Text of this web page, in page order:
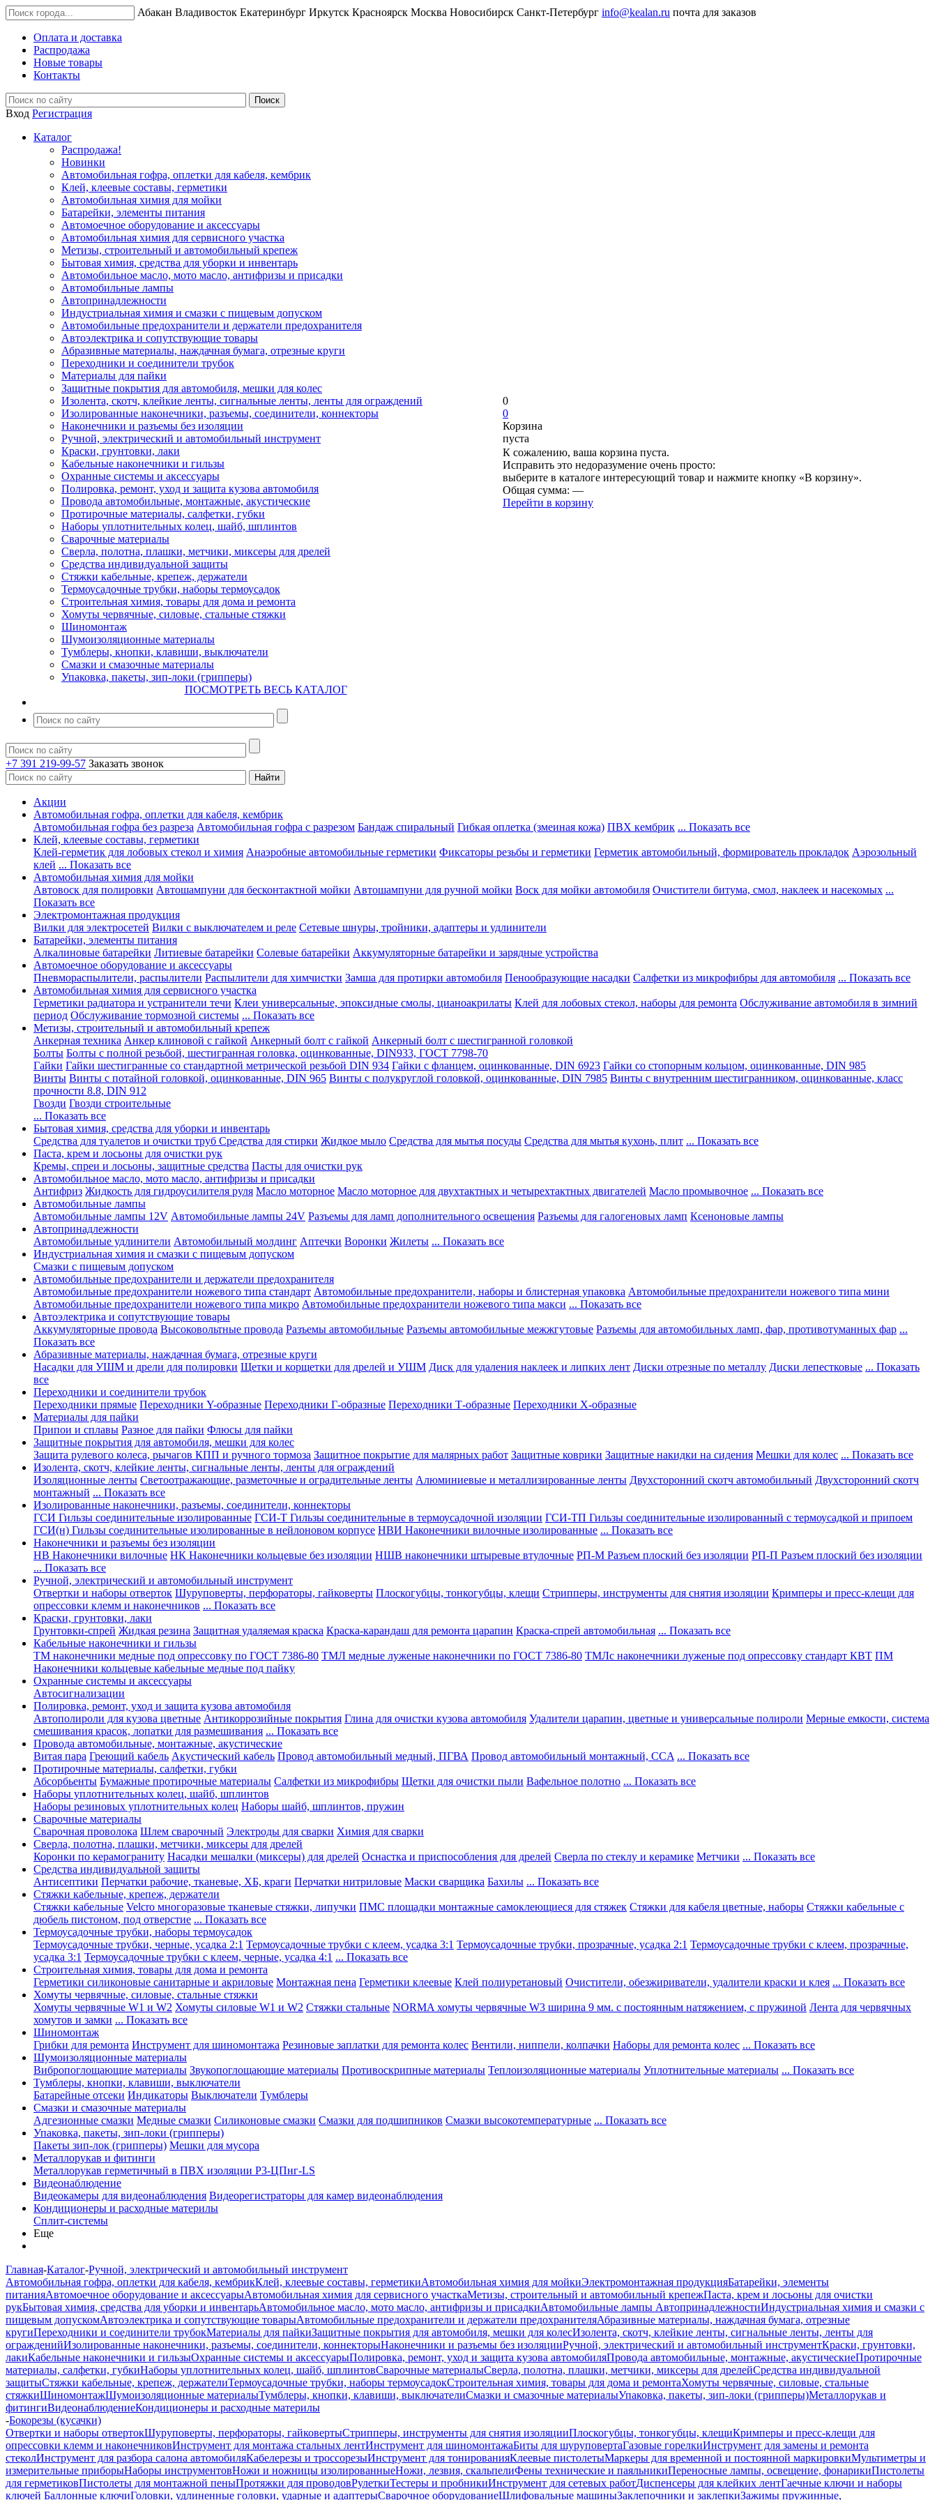
Абакан Владивосток Екатеринбург Иркутск Красноярск Москва Новосибирск Санкт-Петербург info@kealan.ru почта для заказов
Оплата и доставка
Распродажа
Новые товары
Контакты
Вход Регистрация
Каталог
Распродажа!
Новинки
Автомобильная гофра, оплетки для кабеля, кембрик
Клей, клеевые составы, герметики
Автомобильная химия для мойки
Батарейки, элементы питания
Автомоечное оборудование и аксессуары
Автомобильная химия для сервисного участка
Метизы, строительный и автомобильный крепеж
Бытовая химия, средства для уборки и инвентарь
Автомобильное масло, мото масло, антифризы и присадки
Автомобильные лампы
Автопринадлежности
Индустриальная химия и смазки с пищевым допуском
Автомобильные предохранители и держатели предохранителя
Автоэлектрика и сопутствующие товары
Абразивные материалы, наждачная бумага, отрезные круги
Переходники и соединители трубок
Материалы для пайки
Защитные покрытия для автомобиля, мешки для колес
Изолента, скотч, клейкие ленты, сигнальные ленты, ленты для ограждений
Изолированные наконечники, разъемы, соединители, коннекторы
Наконечники и разъемы без изоляции
Ручной, электрический и автомобильный инструмент
Краски, грунтовки, лаки
Кабельные наконечники и гильзы
Охранные системы и аксессуары
Полировка, ремонт, уход и защита кузова автомобиля
Провода автомобильные, монтажные, акустические
Протирочные материалы, салфетки, губки
Наборы уплотнительных колец, шайб, шплинтов
Сварочные материалы
Сверла, полотна, плашки, метчики, миксеры для дрелей
Средства индивидуальной защиты
Стяжки кабельные, крепеж, держатели
Термоусадочные трубки, наборы термоусадок
Строительная химия, товары для дома и ремонта
Хомуты червячные, силовые, стальные стяжки
Шиномонтаж
Шумоизоляционные материалы
Тумблеры, кнопки, клавиши, выключатели
Смазки и смазочные материалы
Упаковка, пакеты, зип-локи (грипперы)
ПОСМОТРЕТЬ ВЕСЬ КАТАЛОГ
+7 391 219-99-57 Заказать звонок
0
0
Корзина
пуста
К сожалению, ваша корзина пуста.
Исправить это недоразумение очень просто:
выберите в каталоге интересующий товар и нажмите кнопку «В корзину».
Общая сумма: —
Перейти в корзину
Акции
Автомобильная гофра, оплетки для кабеля, кембрик
Автомобильная гофра без разреза Автомобильная гофра с разрезом Бандаж спиральный Гибкая оплетка (змеиная кожа) ПВХ кембрик ... Показать все
Клей, клеевые составы, герметики
Клей-герметик для лобовых стекол и химия Анаэробные автомобильные герметики Фиксаторы резьбы и герметики Герметик автомобильный, формирователь прокладок Аэрозольный
клей ... Показать все
Автомобильная химия для мойки
Автовоск для полировки Автошампуни для бесконтактной мойки Автошампуни для ручной мойки Воск для мойки автомобиля Очистители битума, смол, наклеек и насекомых ...
Показать все
Электромонтажная продукция
Вилки для электросетей Вилки с выключателем и реле Сетевые шнуры, тройники, адаптеры и удлинители
Батарейки, элементы питания
Алкалиновые батарейки Литиевые батарейки Солевые батарейки Аккумуляторные батарейки и зарядные устройства
Автомоечное оборудование и аксессуары
Пневмораспылители, распылители Распылители для химчистки Замша для протирки автомобиля Пенообразующие насадки Салфетки из микрофибры для автомобиля ... Показать все
Автомобильная химия для сервисного участка
Герметики радиатора и устранители течи Клеи универсальные, эпоксидные смолы, цианоакрилаты Клей для лобовых стекол, наборы для ремонта Обслуживание автомобиля в зимний
период Обслуживание тормозной системы ... Показать все
Метизы, строительный и автомобильный крепеж
Анкерная техника Анкер клиновой с гайкой Анкерный болт с гайкой Анкерный болт с шестигранной головкой
Болты Болты с полной резьбой, шестигранная головка, оцинкованные, DIN933, ГОСТ 7798-70
Гайки Гайки шестигранные со стандартной метрической резьбой DIN 934 Гайки с фланцем, оцинкованные, DIN 6923 Гайки со стопорным кольцом, оцинкованные, DIN 985
Винты Винты с потайной головкой, оцинкованные, DIN 965 Винты с полукруглой головкой, оцинкованные, DIN 7985 Винты с внутренним шестигранником, оцинкованные, класс
прочности 8.8, DIN 912
Гвозди Гвозди строительные
... Показать все
Бытовая химия, средства для уборки и инвентарь
Средства для туалетов и очистки труб Средства для стирки Жидкое мыло Средства для мытья посуды Средства для мытья кухонь, плит ... Показать все
Паста, крем и лосьоны для очистки рук
Кремы, спреи и лосьоны, защитные средства Пасты для очистки рук
Автомобильное масло, мото масло, антифризы и присадки
Антифриз Жидкость для гидроусилителя руля Масло моторное Масло моторное для двухтактных и четырехтактных двигателей Масло промывочное ... Показать все
Автомобильные лампы
Автомобильные лампы 12V Автомобильные лампы 24V Разъемы для ламп дополнительного освещения Разъемы для галогеновых ламп Ксеноновые лампы
Автопринадлежности
Автомобильные удлинители Автомобильный молдинг Аптечки Воронки Жилеты ... Показать все
Индустриальная химия и смазки с пищевым допуском
Смазки с пищевым допуском
Автомобильные предохранители и держатели предохранителя
Автомобильные предохранители ножевого типа стандарт Автомобильные предохранители, наборы и блистерная упаковка Автомобильные предохранители ножевого типа мини
Автомобильные предохранители ножевого типа микро Автомобильные предохранители ножевого типа макси ... Показать все
Автоэлектрика и сопутствующие товары
Аккумуляторные провода Высоковольтные провода Разъемы автомобильные Разъемы автомобильные межжгутовые Разъемы для автомобильных ламп, фар, противотуманных фар ...
Показать все
Абразивные материалы, наждачная бумага, отрезные круги
Насадки для УШМ и дрели для полировки Щетки и корщетки для дрелей и УШМ Диск для удаления наклеек и липких лент Диски отрезные по металлу Диски лепестковые ... Показать
все
Переходники и соединители трубок
Переходники прямые Переходники Y-образные Переходники Г-образные Переходники Т-образные Переходники Х-образные
Материалы для пайки
Припои и сплавы Разное для пайки Флюсы для пайки
Защитные покрытия для автомобиля, мешки для колес
Защита рулевого колеса, рычагов КПП и ручного тормоза Защитное покрытие для малярных работ Защитные коврики Защитные накидки на сидения Мешки для колес ... Показать все
Изолента, скотч, клейкие ленты, сигнальные ленты, ленты для ограждений
Изоляционные ленты Светоотражающие, разметочные и оградительные ленты Алюминиевые и металлизированные ленты Двухсторонний скотч автомобильный Двухсторонний скотч
монтажный ... Показать все
Изолированные наконечники, разъемы, соединители, коннекторы
ГСИ Гильзы соединительные изолированные ГСИ-Т Гильзы соединительные в термоусадочной изоляции ГСИ-ТП Гильзы соединительные изолированный с термоусадкой и припоем
ГСИ(н) Гильзы соединительные изолированные в нейлоновом корпусе НВИ Наконечники вилочные изолированные ... Показать все
Наконечники и разъемы без изоляции
НВ Наконечники вилочные НК Наконечники кольцевые без изоляции НШВ наконечники штыревые втулочные РП-М Разъем плоский без изоляции РП-П Разъем плоский без изоляции
... Показать все
Ручной, электрический и автомобильный инструмент
Отвертки и наборы отверток Шуруповерты, перфораторы, гайковерты Плоскогубцы, тонкогубцы, клещи Стрипперы, инструменты для снятия изоляции Кримперы и пресс-клещи для
опрессовки клемм и наконечников ... Показать все
Краски, грунтовки, лаки
Грунтовки-спрей Жидкая резина Защитная удаляемая краска Краска-карандаш для ремонта царапин Краска-спрей автомобильная ... Показать все
Кабельные наконечники и гильзы
ТМ наконечники медные под опрессовку по ГОСТ 7386-80 ТМЛ медные луженые наконечники по ГОСТ 7386-80 ТМЛс наконечники луженые под опрессовку стандарт КВТ ПМ
Наконечники кольцевые кабельные медные под пайку
Охранные системы и аксессуары
Автосигнализации
Полировка, ремонт, уход и защита кузова автомобиля
Автополироли для кузова цветные Антикоррозийные покрытия Глина для очистки кузова автомобиля Удалители царапин, цветные и универсальные полироли Мерные емкости, система
смешивания красок, лопатки для размешивания ... Показать все
Провода автомобильные, монтажные, акустические
Витая пара Греющий кабель Акустический кабель Провод автомобильный медный, ПГВА Провод автомобильный монтажный, CCA ... Показать все
Протирочные материалы, салфетки, губки
Абсорбьенты Бумажные протирочные материалы Салфетки из микрофибры Щетки для очистки пыли Вафельное полотно ... Показать все
Наборы уплотнительных колец, шайб, шплинтов
Наборы резиновых уплотнительных колец Наборы шайб, шплинтов, пружин
Сварочные материалы
Сварочная проволока Шлем сварочный Электроды для сварки Химия для сварки
Сверла, полотна, плашки, метчики, миксеры для дрелей
Коронки по керамограниту Насадки мешалки (миксеры) для дрелей Оснастка и приспособления для дрелей Сверла по стеклу и керамике Метчики ... Показать все
Средства индивидуальной защиты
Антисептики Перчатки рабочие, тканевые, ХБ, краги Перчатки нитриловые Маски сварщика Бахилы ... Показать все
Стяжки кабельные, крепеж, держатели
Стяжки кабельные Velcro многоразовые тканевые стяжки, липучки ПМС площадки монтажные самоклеющиеся для стяжек Стяжки для кабеля цветные, наборы Стяжки кабельные с
дюбель пистоном, под отверстие ... Показать все
Термоусадочные трубки, наборы термоусадок
Термоусадочные трубки, черные, усадка 2:1 Термоусадочные трубки с клеем, усадка 3:1 Термоусадочные трубки, прозрачные, усадка 2:1 Термоусадочные трубки с клеем, прозрачные,
усадка 3:1 Термоусадочные трубки с клеем, черные, усадка 4:1 ... Показать все
Строительная химия, товары для дома и ремонта
Герметики силиконовые санитарные и акриловые Монтажная пена Герметики клеевые Клей полиуретановый Очистители, обезжириватели, удалители краски и клея ... Показать все
Хомуты червячные, силовые, стальные стяжки
Хомуты червячные W1 и W2 Хомуты силовые W1 и W2 Стяжки стальные NORMA хомуты червячные W3 ширина 9 мм. с постоянным натяжением, с пружиной Лента для червячных
хомутов и замки ... Показать все
Шиномонтаж
Грибки для ремонта Инструмент для шиномонтажа Резиновые заплатки для ремонта колес Вентили, ниппели, колпачки Наборы для ремонта колес ... Показать все
Шумоизоляционные материалы
Вибропоглощающие материалы Звукопоглощающие материалы Противоскрипные материалы Теплоизоляционные материалы Уплотнительные материалы ... Показать все
Тумблеры, кнопки, клавиши, выключатели
Батарейные отсеки Индикаторы Выключатели Тумблеры
Смазки и смазочные материалы
Адгезионные смазки Медные смазки Силиконовые смазки Смазки для подшипников Смазки высокотемпературные ... Показать все
Упаковка, пакеты, зип-локи (грипперы)
Пакеты зип-лок (грипперы) Мешки для мусора
Металлорукав и фитинги
Металлорукав герметичный в ПВХ изоляции Р3-ЦПнг-LS
Видеонаблюдение
Видеокамеры для видеонаблюдения Видеорегистраторы для камер видеонаблюдения
Кондиционеры и расходные материлы
Сплит-системы
Еще
Главная-Каталог-Ручной, электрический и автомобильный инструмент
Автомобильная гофра, оплетки для кабеля, кембрикКлей, клеевые составы, герметикиАвтомобильная химия для мойкиЭлектромонтажная продукцияБатарейки, элементы
питанияАвтомоечное оборудование и аксессуарыАвтомобильная химия для сервисного участкаМетизы, строительный и автомобильный крепежПаста, крем и лосьоны для очистки
рукБытовая химия, средства для уборки и инвентарьАвтомобильное масло, мото масло, антифризы и присадкиАвтомобильные лампы АвтопринадлежностиИндустриальная химия и смазки с
пищевым допускомАвтоэлектрика и сопутствующие товарыАвтомобильные предохранители и держатели предохранителяАбразивные материалы, наждачная бумага, отрезные
кругиПереходники и соединители трубокМатериалы для пайкиЗащитные покрытия для автомобиля, мешки для колесИзолента, скотч, клейкие ленты, сигнальные ленты, ленты для
огражденийИзолированные наконечники, разъемы, соединители, коннекторыНаконечники и разъемы без изоляцииРучной, электрический и автомобильный инструментКраски, грунтовки,
лакиКабельные наконечники и гильзыОхранные системы и аксессуарыПолировка, ремонт, уход и защита кузова автомобиляПровода автомобильные, монтажные, акустическиеПротирочные
материалы, салфетки, губкиНаборы уплотнительных колец, шайб, шплинтовСварочные материалыСверла, полотна, плашки, метчики, миксеры для дрелейСредства индивидуальной
защитыСтяжки кабельные, крепеж, держателиТермоусадочные трубки, наборы термоусадокСтроительная химия, товары для дома и ремонтаХомуты червячные, силовые, стальные
стяжкиШиномонтажШумоизоляционные материалыТумблеры, кнопки, клавиши, выключателиСмазки и смазочные материалыУпаковка, пакеты, зип-локи (грипперы)Металлорукав и
фитингиВидеонаблюдениеКондиционеры и расходные материлы
-Бокорезы (кусачки)
Отвертки и наборы отвертокШуруповерты, перфораторы, гайковертыСтрипперы, инструменты для снятия изоляцииПлоскогубцы, тонкогубцы, клещиКримперы и пресс-клещи для
опрессовки клемм и наконечниковИнструмент для монтажа стальных лентИнструмент для шиномонтажаБиты для шуруповертаГазовые горелкиИнструмент для замены и ремонта
стеколИнструмент для разбора салона автомобиляКабелерезы и троссорезыИнструмент для тонированияКлеевые пистолетыМаркеры для временной и постоянной маркировкиМультиметры и
измерительные приборыНаборы инструментовНожи и ножницы изолированныеНожи, лезвия, скальпелиФены технические и паяльникиПереносные лампы, освещение, фонарикиПистолеты
для герметиковПистолеты для монтажной пеныПротяжки для проводовРулеткиТестеры и пробникиИнструмент для сетевых работДиспенсеры для клейких лентГаечные ключи и наборы
ключей Баллонные ключиГоловки, удлиненные головки, ударные и адаптерыСварочное оборудованиеШлифовальные машиныЗаклепочники и заклепкиЗажимы пружинные,